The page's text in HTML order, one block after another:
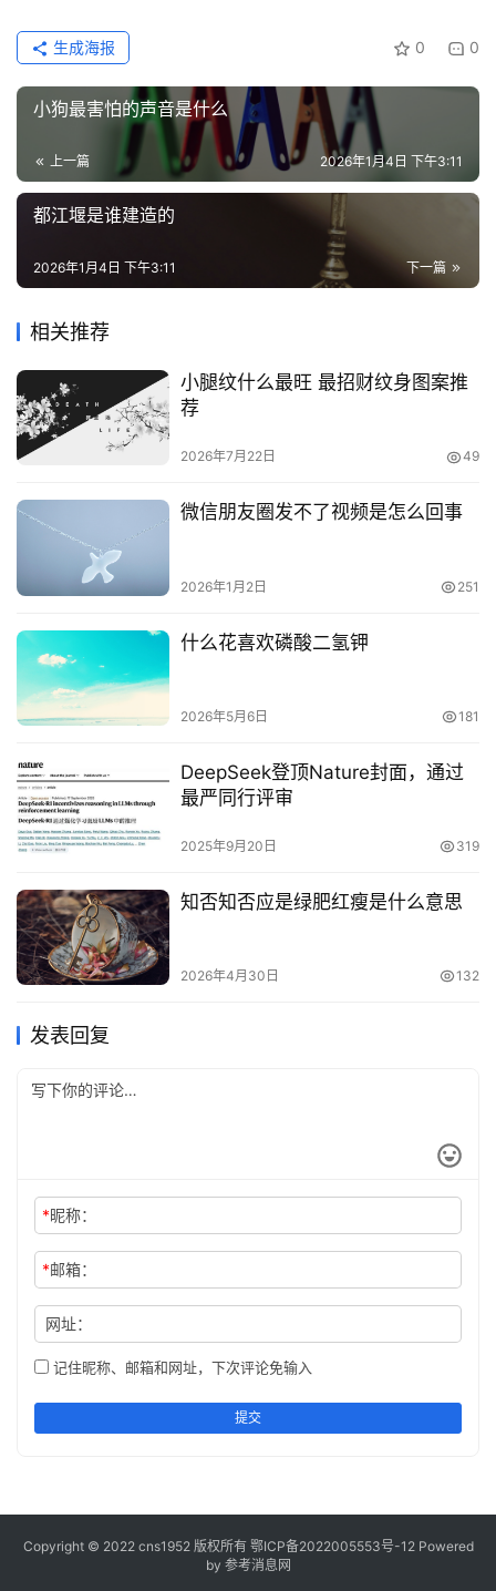
0 0
生成海报
小狗最害怕的声音是什么
上一篇 2026年1月4日 下午3:11
都江堰是谁建造的
下一篇
2026年1月4日 下午3:11
相关推荐
小腿纹什么最旺 最招财纹身图案推
荐
2026年7月22日 49
微信朋友圈发不了视频是怎么回事
2026年1月2日 251
什么花喜欢磷酸二氢钾
2026年5月6日 181
DeepSeek登顶Nature封面，通过
最严同行评审
2025年9月20日 319
知否知否应是绿肥红瘦是什么意思
2026年4月30日 132
发表回复
*昵称：
*邮箱：
网址：
记住昵称、邮箱和网址，下次评论免输入
提交
Copyright © 2022 cns1952 版权所有 鄂ICP备2022005553号-12Powered
by 参考消息网